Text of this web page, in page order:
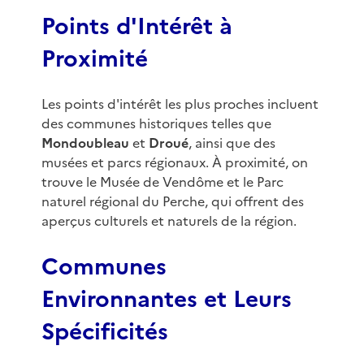
Points d'Intérêt à
Proximité
Les points d'intérêt les plus proches incluent
des communes historiques telles que
Mondoubleau et Droué, ainsi que des
musées et parcs régionaux. À proximité, on
trouve le Musée de Vendôme et le Parc
naturel régional du Perche, qui offrent des
aperçus culturels et naturels de la région.
Communes
Environnantes et Leurs
Spécificités